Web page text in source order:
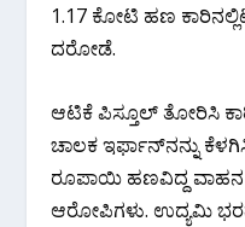
1.17 ಕೋಟಿ ಹಣ
ದರೋಡೆ.
ಆಟಿಕೆ ಪಿಸ್ತೂಲ್ ತೋರಿಸಿ
ಚಾಲಕ ಇರ್ಫಾನ್‌ನನ್ನು
ರೂಪಾಯಿ ಹಣವಿದ್ದ
ಆರೋಪಿಗಳು. ಉದ್ಯಮಿ